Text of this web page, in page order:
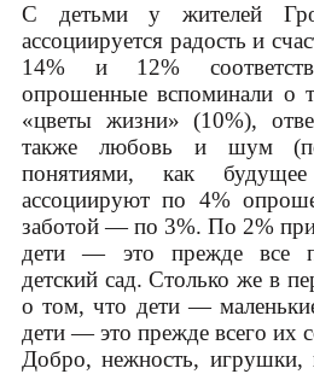
С детьми у жителей
ассоциируется радость и
14% и 12%
опрошенные вспоминали о
«цветы жизни» (10%),
также любовь и шум
понятиями, как
ассоциируют по 4%
заботой — по 3%. По 2%
дети — это прежде все
детский сад. Столько же в
о том, что дети —
дети — это прежде всего их
Добро, нежность, игрушки,